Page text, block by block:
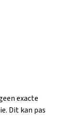
exacte
Dit kan pas